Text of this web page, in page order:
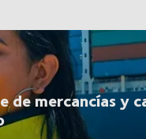
de mercancías y